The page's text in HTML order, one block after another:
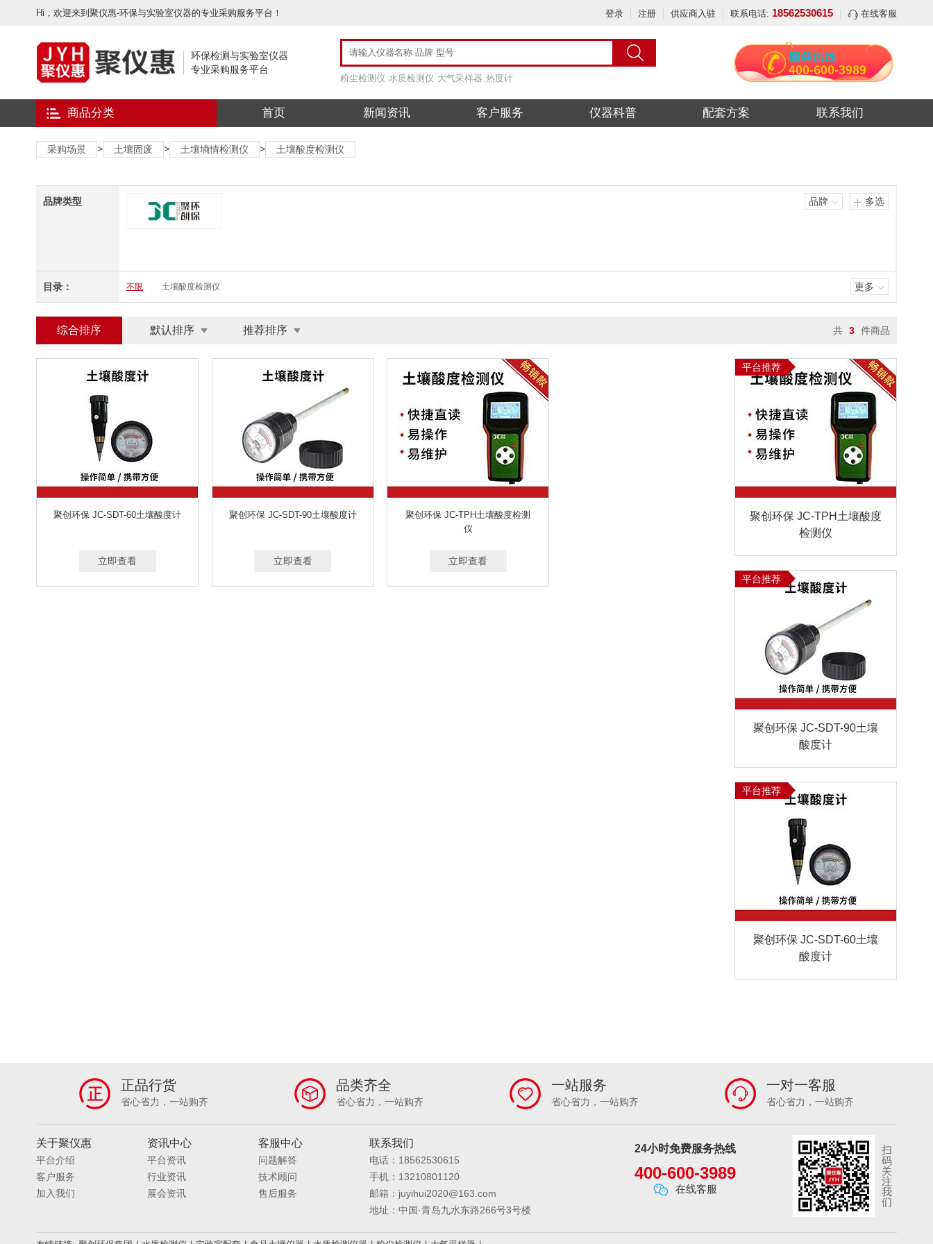
Hi，欢迎来到聚仪惠-环保与实验室仪器的专业采购服务平台！ 登录 注册 供应商入驻 联系电话: 18562530615 在线客服
环保检测与实验室仪器
专业采购服务平台
粉尘检测仪 水质检测仪 大气采样器 热度计
商品分类 首页 新闻资讯 客户服务 仪器科普 配套方案 联系我们
采购场景 > 土壤固废 > 土壤墒情检测仪 > 土壤酸度检测仪
品牌类型 品牌 多选
目录： 不限 土壤酸度检测仪 更多
综合排序 默认排序 推荐排序 共 3 件商品
聚创环保 JC-SDT-60土壤酸度计
立即查看
聚创环保 JC-SDT-90土壤酸度计
立即查看
聚创环保 JC-TPH土壤酸度检测
仪
立即查看
平台推荐
聚创环保 JC-TPH土壤酸度
检测仪
平台推荐
聚创环保 JC-SDT-90土壤
酸度计
平台推荐
聚创环保 JC-SDT-60土壤
酸度计
正品行货
省心省力，一站购齐
品类齐全
省心省力，一站购齐
一站服务
省心省力，一站购齐
一对一客服
省心省力，一站购齐
关于聚仪惠
平台介绍
客户服务
加入我们
资讯中心
平台资讯
行业资讯
展会资讯
客服中心
问题解答
技术顾问
售后服务
联系我们
电话：18562530615
手机：13210801120
邮箱：juyihui2020@163.com
地址：中国·青岛九水东路266号3号楼
24小时免费服务热线
400-600-3989
在线客服
扫
码
关
注
我
们